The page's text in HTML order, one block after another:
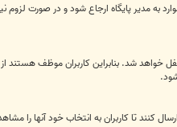
به مدیر پایگاه ارجاع شود و در صورت
شد. بنابراین کاربران موظف هستند
کنند تا کاربران به انتخاب خود آنها را